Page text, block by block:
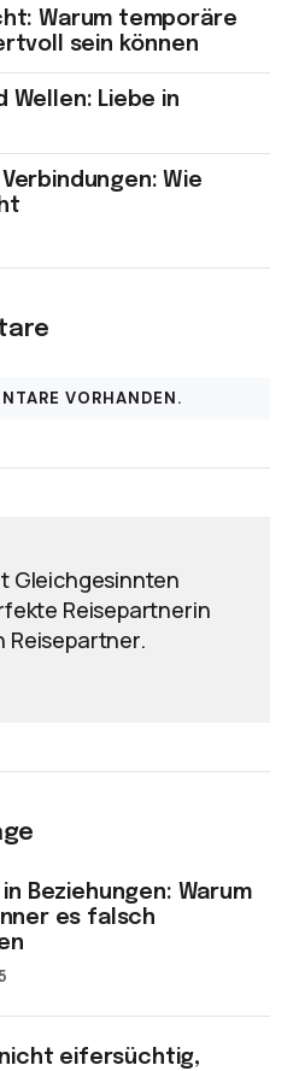
Warum temporäre
sein können
Wellen: Liebe in
Wie
VORHANDEN.
Gleichgesinnten
Reisepartnerin
Reisepartner.
Beziehungen: Warum
es falsch
eifersüchtig,